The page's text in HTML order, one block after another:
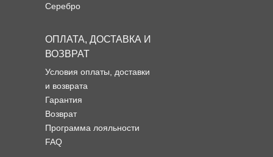
Условия оплаты, доставки
и возврата
Гарантия
Возврат
Программа лояльности
FAQ
ОПЛАТА, ДОСТАВКА И
ВОЗВРАТ
Серебро